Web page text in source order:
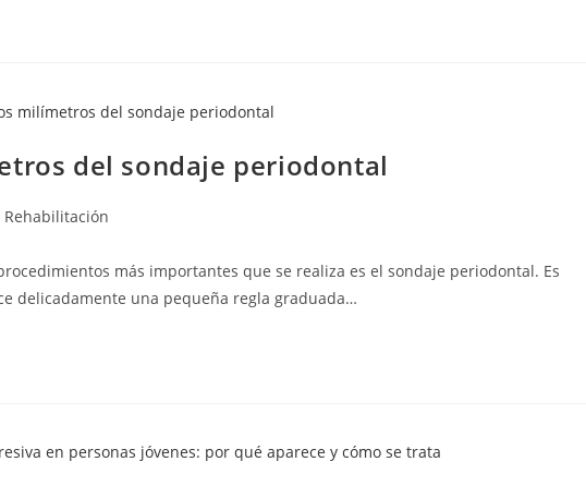
del sondaje periodontal
Rehabilitación
más importantes que se realiza es el sondaje periodontal. Es
delicadamente una pequeña regla graduada…